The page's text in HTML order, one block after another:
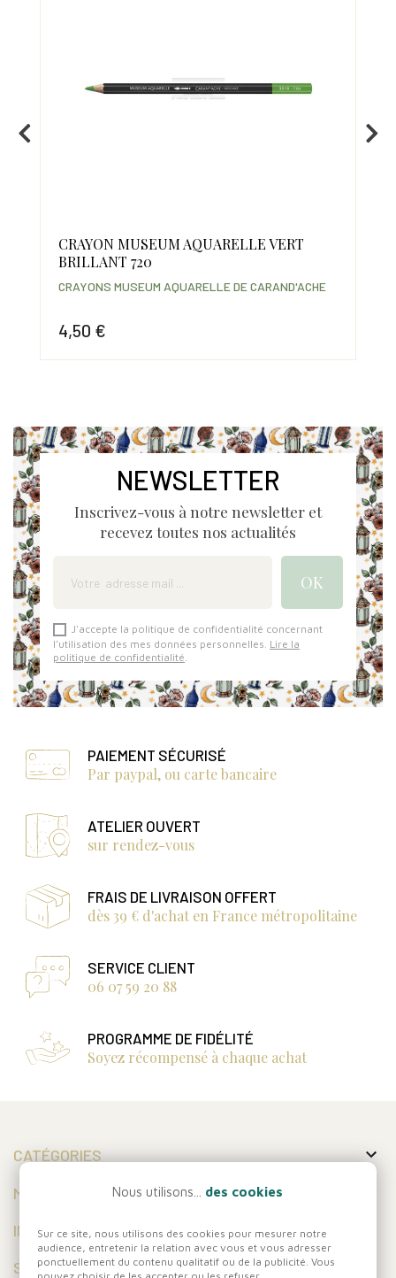
CRAYON MUSEUM AQUARELLE VERT
BRILLANT 720
4,50 €
CRAYONS MUSEUM AQUARELLE DE CARAND'ACHE
NEWSLETTER
Inscrivez-vous à notre newsletter et
recevez toutes nos actualités
J'accepte la politique de confidentialité concernant
l'utilisation des mes données personnelles. Lire la
politique de confidentialité
PAIEMENT SÉCURISÉ
Par paypal, ou carte bancaire
ATELIER OUVERT
sur rendez-vous
FRAIS DE LIVRAISON OFFERT
dès 39 € d'achat en France métropolitaine
SERVICE CLIENT
06 07 59 20 88
PROGRAMME DE FIDÉLITÉ
Soyez récompensé à chaque achat
CATÉGORIES 
MON COMPTE
INFORMATIONS
SUIVEZ-NOUS
Nous utilisons... des cookies
Sur ce site, nous utilisons des cookies pour mesurer notre
audience, entretenir la relation avec vous et vous adresser
ponctuellement du contenu qualitatif ou de la publicité. Vous